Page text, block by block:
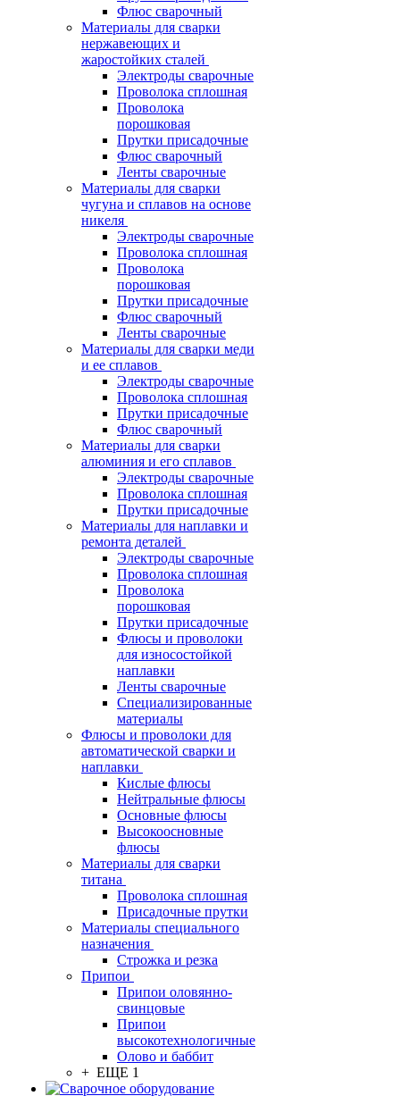
Флюс сварочный
Материалы для сварки
нержавеющих и
жаростойких сталей
Электроды сварочные
Проволока сплошная
Проволока
порошковая
Прутки присадочные
Флюс сварочный
Ленты сварочные
Материалы для сварки
чугуна и сплавов на основе
никеля
Электроды сварочные
Проволока сплошная
Проволока
порошковая
Прутки присадочные
Флюс сварочный
Ленты сварочные
Материалы для сварки меди
и ее сплавов
Электроды сварочные
Проволока сплошная
Прутки присадочные
Флюс сварочный
Материалы для сварки
алюминия и его сплавов
Электроды сварочные
Проволока сплошная
Прутки присадочные
Материалы для наплавки и
ремонта деталей
Электроды сварочные
Проволока сплошная
Проволока
порошковая
Прутки присадочные
Флюсы и проволоки
для износостойкой
наплавки
Ленты сварочные
Специализированные
материалы
Флюсы и проволоки для
автоматической сварки и
наплавки
Кислые флюсы
Нейтральные флюсы
Основные флюсы
Высокоосновные
флюсы
Материалы для сварки
титана
Проволока сплошная
Присадочные прутки
Материалы специального
назначения
Строжка и резка
Припои
Припои оловянно-
свинцовые
Припои
высокотехнологичные
Олово и баббит
+ ЕЩЕ 1